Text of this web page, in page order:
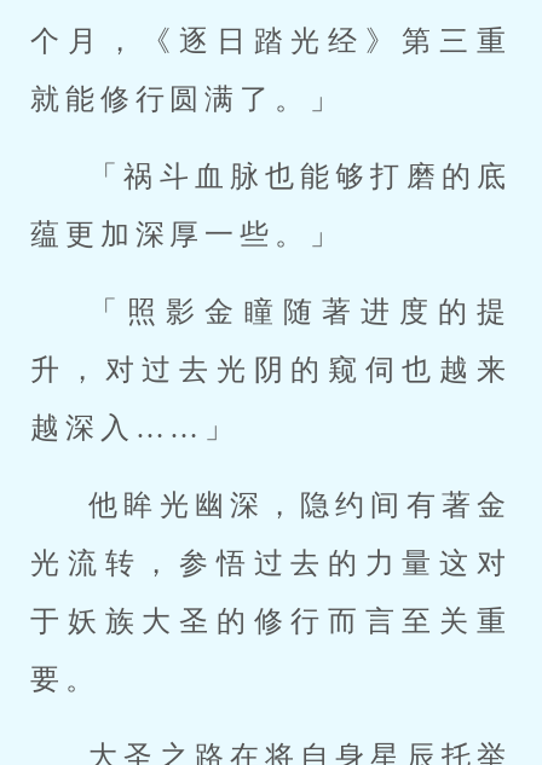
个月，《逐日踏光经》第三重
就能修行圆满了。」
「祸斗血脉也能够打磨的底
蕴更加深厚一些。」
「照影金瞳随著进度的提
升，对过去光阴的窥伺也越来
越深入……」
他眸光幽深，隐约间有著金
光流转，参悟过去的力量这对
于妖族大圣的修行而言至关重
要。
大圣之路在将自身星辰托举